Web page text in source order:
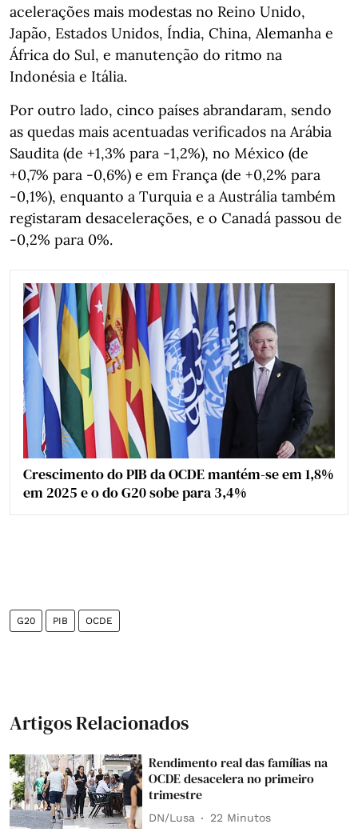
acelerações mais modestas no Reino Unido,
Japão, Estados Unidos, Índia, China, Alemanha e
África do Sul, e manutenção do ritmo na
Indonésia e Itália.
Por outro lado, cinco países abrandaram, sendo
as quedas mais acentuadas verificados na Arábia
Saudita (de +1,3% para ‑1,2%), no México (de
+0,7% para ‑0,6%) e em França (de +0,2% para
‑0,1%), enquanto a Turquia e a Austrália também
registaram desacelerações, e o Canadá passou de
‑0,2% para 0%.
Crescimento do PIB da OCDE mantém-se em 1,8%
em 2025 e o do G20 sobe para 3,4%
G20 PIB OCDE
Artigos Relacionados
Rendimento real das famílias na
OCDE desacelera no primeiro
trimestre
DN/Lusa 22 Minutos